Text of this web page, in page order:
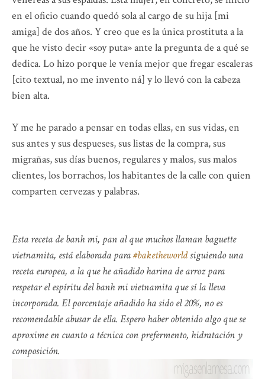
en el oficio cuando quedó sola al cargo de su hija [mi
amiga] de dos años. Y creo que es la única prostituta a la
que he visto decir «soy puta» ante la pregunta de a qué se
dedica. Lo hizo porque le venía mejor que fregar escaleras
[cito textual, no me invento ná] y lo llevó con la cabeza
bien alta.
Y me he parado a pensar en todas ellas, en sus vidas, en
sus antes y sus despueses, sus listas de la compra, sus
migrañas, sus días buenos, regulares y malos, sus malos
clientes, los borrachos, los habitantes de la calle con quien
comparten cervezas y palabras.
Esta receta de banh mi, pan al que muchos llaman baguette
vietnamita, está elaborada para#baketheworldsiguiendo una
receta europea, a la que he añadido harina de arroz para
respetar el espíritu del banh mi vietnamita que sí la lleva
incorporada. El porcentaje añadido ha sido el 20%, no es
recomendable abusar de ella. Espero haber obtenido algo que se
aproxime en cuanto a técnica con prefermento, hidratación y
composición.